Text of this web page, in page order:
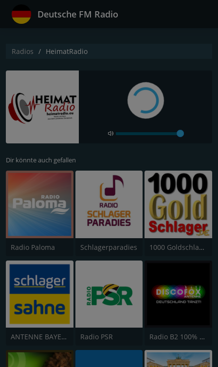
Deutsche FM Radio
Radios HeimatRadio
Dir könnte auch gefallen
Radio Paloma Schlagerparadies 1000 Goldschlager
ANTENNE BAYERN Schlagersahne Radio PSR Radio B2 100% SchlagerMIXX